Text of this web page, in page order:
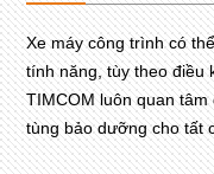
Xe máy công trình có
tính năng, tùy theo điều
TIMCOM luôn quan
tùng bảo dưỡng cho tất